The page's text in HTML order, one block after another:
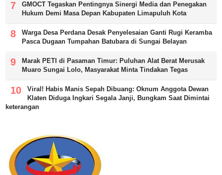
GMOCT Tegaskan Pentingnya Sinergi Media dan Penegakan
Hukum Demi Masa Depan Kabupaten Limapuluh Kota
Warga Desa Perdana Desak Penyelesaian Ganti Rugi Keramba
Pasca Dugaan Tumpahan Batubara di Sungai Belayan
Marak PETI di Pasaman Timur: Puluhan Alat Berat Merusak
Muaro Sungai Lolo, Masyarakat Minta Tindakan Tegas
Viral! Habis Manis Sepah Dibuang: Oknum Anggota Dewan
Klaten Diduga Ingkari Segala Janji, Bungkam Saat Dimintai
keterangan